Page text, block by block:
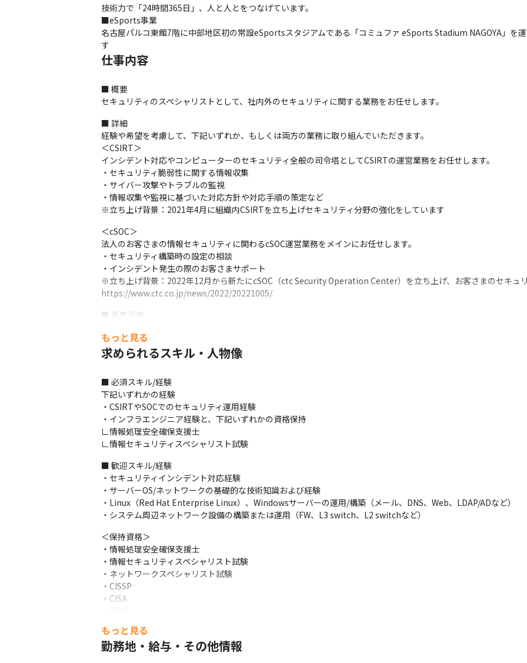
技術力で「24時間365日」、人と人とをつなげています。
■eSports事業
名古屋パルコ東館7階に中部地区初の常設eSportsスタジアムである「コミュファ eSports Stadium NAGOYA」を
す
仕事内容
■ 概要
セキュリティのスペシャリストとして、社内外のセキュリティに関する業務をお任せします。
■ 詳細
経験や希望を考慮して、下記いずれか、もしくは両方の業務に取り組んでいただきます。
＜CSIRT＞
インシデント対応やコンピューターのセキュリティ全般の司令塔としてCSIRTの運営業務をお任せします。
・セキュリティ脆弱性に関する情報収集
・サイバー攻撃やトラブルの監視
・情報収集や監視に基づいた対応方針や対応手順の策定など
※立ち上げ背景：2021年4月に組織内CSIRTを立ち上げセキュリティ分野の強化をしています
＜cSOC＞
法人のお客さまの情報セキュリティに関わるcSOC運営業務をメインにお任せします。
・セキュリティ構築時の設定の相談
・インシデント発生の際のお客さまサポート
※立ち上げ背景：2022年12月から新たにcSOC（ctc Security Operation Center）を立ち上げ、お客さまのセキュ
https://www.ctc.co.jp/news/2022/20221005/
■ 募集背景
もっと見る
求められるスキル・人物像
■ 必須スキル/経験
下記いずれかの経験
・CSIRTやSOCでのセキュリティ運用経験
・インフラエンジニア経験と、下記いずれかの資格保持
∟情報処理安全確保支援士
∟情報セキュリティスペシャリスト試験
■ 歓迎スキル/経験
・セキュリティインシデント対応経験
・サーバーOS/ネットワークの基礎的な技術知識および経験
・Linux（Red Hat Enterprise Linux）、Windowsサーバーの運用/構築（メール、DNS、Web、LDAP/ADなど）
・システム周辺ネットワーク設備の構築または運用（FW、L3 switch、L2 switchなど）
＜保持資格＞
・情報処理安全確保支援士
・情報セキュリティスペシャリスト試験
・ネットワークスペシャリスト試験
・CISSP
・CISA
■ 求める人物像
もっと見る
勤務地・給与・その他情報